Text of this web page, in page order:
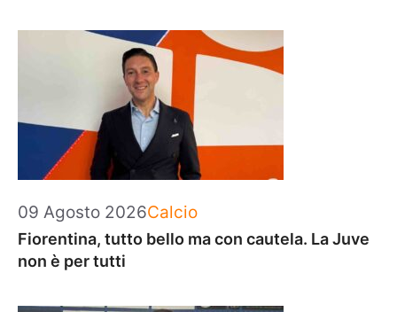
09 Agosto 2026Categorie
Calcio
Fiorentina, tutto bello ma con cautela. La Juve
non è per tutti